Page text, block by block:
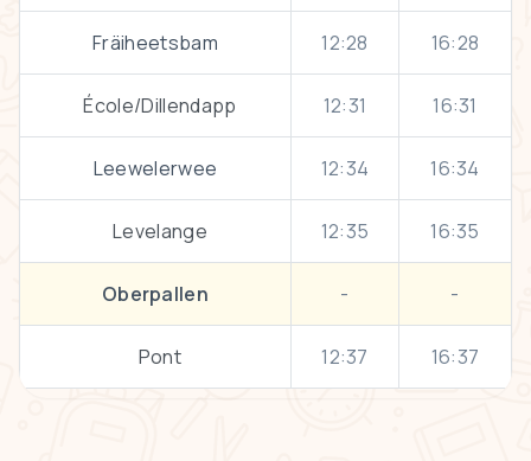
Fräiheetsbam 12:28 16:28
École/Dillendapp 12:31 16:31
Leewelerwee 12:34 16:34
Levelange 12:35 16:35
Oberpallen - -
Pont 12:37 16:37